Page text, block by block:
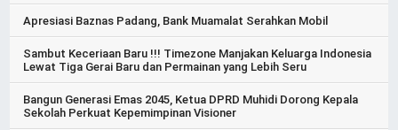
Apresiasi Baznas Padang, Bank Muamalat Serahkan Mobil
Sambut Keceriaan Baru !!! Timezone Manjakan Keluarga Indonesia
Lewat Tiga Gerai Baru dan Permainan yang Lebih Seru
Bangun Generasi Emas 2045, Ketua DPRD Muhidi Dorong Kepala
Sekolah Perkuat Kepemimpinan Visioner